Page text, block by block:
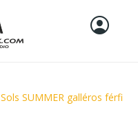
Sols SUMMER galléros férfi